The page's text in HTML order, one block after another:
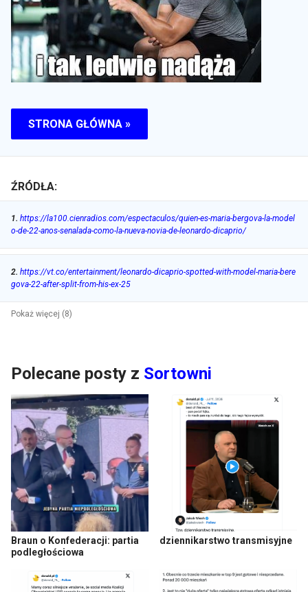
STRONA GŁÓWNA »
ŹRÓDŁA:
1. https://la100.cienradios.com/espectaculos/quien-es-maria-bergova-la-model
o-de-22-anos-senalada-como-la-nueva-novia-de-leonardo-dicaprio/
2. https://vt.co/entertainment/leonardo-dicaprio-spotted-with-model-maria-bere
gova-22-after-split-from-his-ex-25
Pokaż więcej (8)
Polecane posty z Sortowni
Braun o Konfederacji: partia
podległościowa
dziennikarstwo transmisyjne